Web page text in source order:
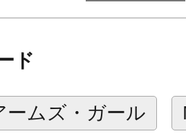
ケージ仕様の商品を
式会社NEO GATEお
ド
ームズ・ガール